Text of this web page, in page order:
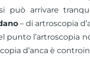
può arrivare
– di artroscopia
punto l’artroscopia
d’anca è